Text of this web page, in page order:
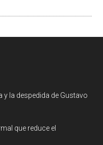
y la despedida de Gustavo
que reduce el